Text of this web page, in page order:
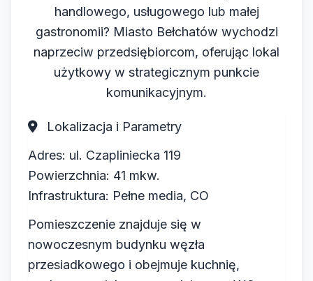
handlowego, usługowego lub małej
gastronomii? Miasto Bełchatów wychodzi
naprzeciw przedsiębiorcom, oferując lokal
użytkowy w strategicznym punkcie
komunikacyjnym.
Lokalizacja i Parametry
Adres: ul. Czapliniecka 119
Powierzchnia: 41 mkw.
Infrastruktura: Pełne media, CO
Pomieszczenie znajduje się w
nowoczesnym budynku węzła
przesiadkowego i obejmuje kuchnię,